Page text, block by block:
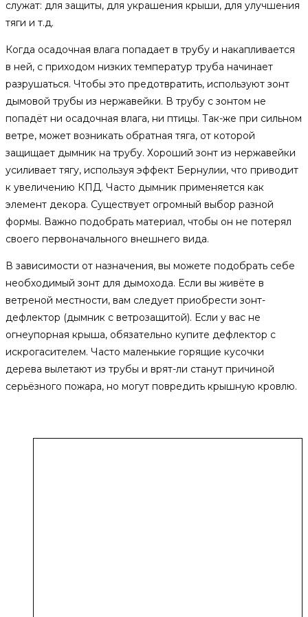
служат: для защиты, для украшения крыши, для улучшения
тяги и т.д.
Когда осадочная влага попадает в трубу и накапливается
в ней, с приходом низких температур труба начинает
разрушаться. Чтобы это предотвратить, используют зонт
дымовой трубы из нержавейки. В трубу с зонтом не
попадёт ни осадочная влага, ни птицы. Так-же при сильном
ветре, может возникать обратная тяга, от которой
защищает дымник на трубу. Хороший зонт из нержавейки
усиливает тягу, используя эффект Бернулии, что приводит
к увеличению КПД. Часто дымник применяется как
элемент декора. Существует огромный выбор разной
формы. Важно подобрать материал, чтобы он не потерял
своего первоначального внешнего вида.
В зависимости от назначения, вы можете подобрать себе
необходимый зонт для дымохода. Если вы живёте в
ветреной местности, вам следует приобрести зонт-
дефлектор (дымник с ветрозащитой). Если у вас не
огнеупорная крыша, обязательно купите дефлектор с
искрогасителем. Часто маленькие горящие кусочки
дерева вылетают из трубы и врят-ли станут причиной
серьёзного пожара, но могут повредить крышную кровлю.